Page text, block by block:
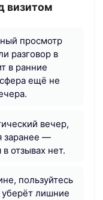
визитом
просмотр
разговор в
в ранние
ещё не
вечер,
заранее —
отзывах нет.
пользуйтесь
уберёт лишние